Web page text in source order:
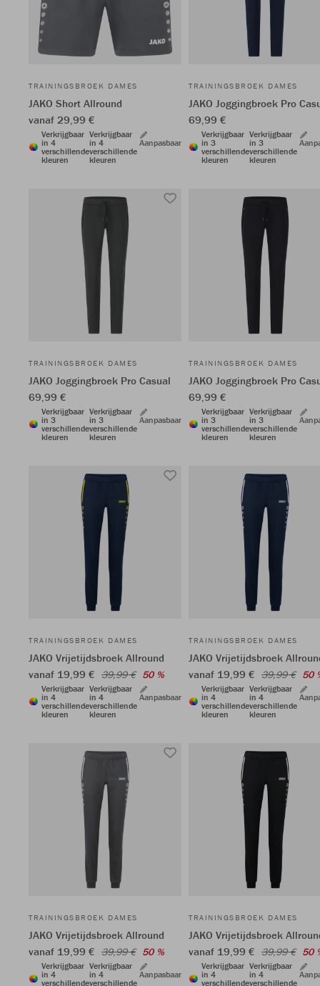
TRAININGSBROEK DAMES
JAKO Short Allround
vanaf 29,99 €
Verkrijgbaar
in 4
verschillende
kleuren
Verkrijgbaar
in 4
verschillende
kleuren
Aanpasbaar
TRAININGSBROEK DAMES
JAKO Joggingbroek Pro
69,99 €
Verkrijgbaar
in 3
verschillende
kleuren
Verkrijgbaar
in 3
verschillende
kleuren
TRAININGSBROEK DAMES
JAKO Joggingbroek Pro Casual
69,99 €
Verkrijgbaar
in 3
verschillende
kleuren
Verkrijgbaar
in 3
verschillende
kleuren
Aanpasbaar
TRAININGSBROEK DAMES
JAKO Joggingbroek Pro
69,99 €
Verkrijgbaar
in 3
verschillende
kleuren
Verkrijgbaar
in 3
verschillende
kleuren
TRAININGSBROEK DAMES
JAKO Vrijetijdsbroek Allround
vanaf 19,99 € 39,99 € 50 %
Verkrijgbaar
in 4
verschillende
kleuren
Verkrijgbaar
in 4
verschillende
kleuren
Aanpasbaar
TRAININGSBROEK DAMES
JAKO Vrijetijdsbroek
vanaf 19,99 € 39,99 € 50
Verkrijgbaar
in 4
verschillende
kleuren
Verkrijgbaar
in 4
verschillende
kleuren
TRAININGSBROEK DAMES
JAKO Vrijetijdsbroek Allround
vanaf 19,99 € 39,99 € 50 %
Verkrijgbaar
in 4
verschillende
Verkrijgbaar
in 4
verschillende
Aanpasbaar
TRAININGSBROEK DAMES
JAKO Vrijetijdsbroek
vanaf 19,99 € 39,99 € 50
Verkrijgbaar
in 4
verschillende
Verkrijgbaar
in 4
verschillende